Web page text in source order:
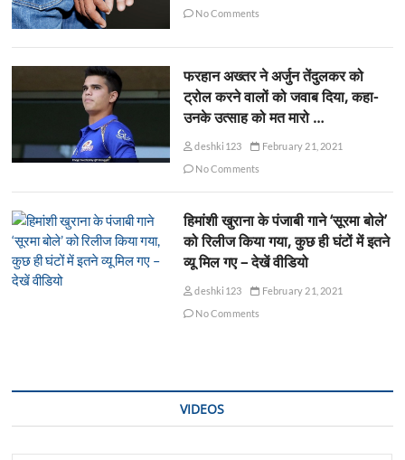
No Comments
फरहान अख्तर ने अर्जुन तेंदुलकर को
ट्रोल करने वालों को जवाब दिया, कहा-
उनके उत्साह को मत मारो …
deshki123
February 21, 2021
No Comments
हिमांशी खुराना के पंजाबी गाने ‘सूरमा बोले’
को रिलीज किया गया, कुछ ही घंटों में इतने
व्यू मिल गए – देखें वीडियो
deshki123
February 21, 2021
No Comments
VIDEOS